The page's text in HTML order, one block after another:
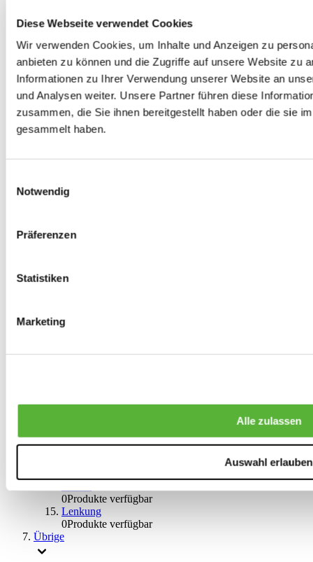
Diese Webseite verwendet Cookies
Wir verwenden Cookies, um Inhalte und Anzeigen zu
anbieten zu können und die Zugriffe auf unsere Website zu
Informationen zu Ihrer Verwendung unserer Website an
und Analysen weiter. Unsere Partner führen diese
zusammen, die Sie ihnen bereitgestellt haben oder die sie
gesammelt haben.
Notwendig
Präferenzen
Statistiken
Marketing
Alle zulassen
Auswahl erlauben
Radlagern & Naben
0Produkte verfügbar
Räder und Zubehör
0Produkte verfügbar
Spurverbreiterungen
0Produkte verfügbar
Radmuttern
0Produkte verfügbar
Bremsen
Handbremsen
0Produkte verfügbar
0Produkte verfügbar
Lenkung
0Produkte verfügbar
Übrige